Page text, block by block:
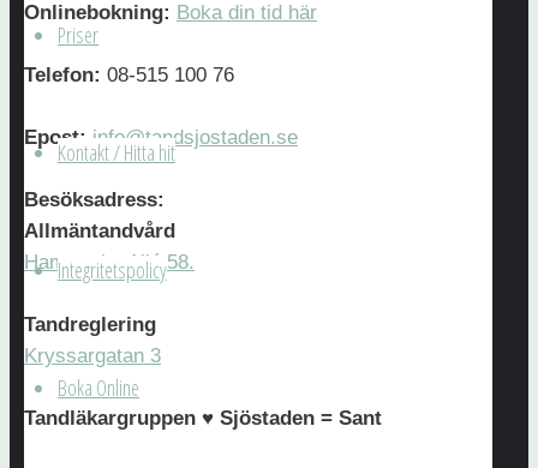
Priser
Kontakt / Hitta hit
Integritetspolicy
Boka Online
läst
och
Tandläkargruppen
Sjöstaden
AB
Integritetspolicy
Name
Hitta
Onlinebokning: Boka din tid här
Telefon: 08-515 100 76
Epost: info@tandsjostaden.se
Besöksadress:
Allmäntandvård
Hammarby Allé 58.
Tandreglering
Kryssargatan 3
Tandläkargruppen ♥ Sjöstaden = Sant